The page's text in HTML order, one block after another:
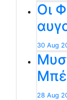
Οι
30 Aug
28 Aug